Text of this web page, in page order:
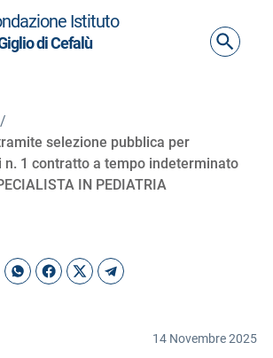
di navigazione
la navigazione
Istituto
di Cefalù
/
selezione pubblica per
n. 1 contratto a tempo indeterminato
IN PEDIATRIA
14 Novembre 2025